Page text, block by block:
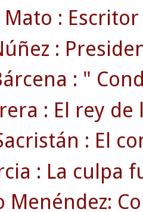
Mato :
:
: "
: El rey
: El
: La culpa
Menéndez: